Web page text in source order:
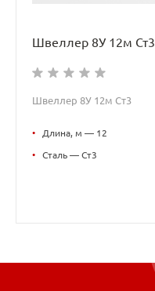
Швеллер 8У 12м Ст3
Швеллер 8У 12м Ст3
• Длина, м — 12
• Сталь — Ст3